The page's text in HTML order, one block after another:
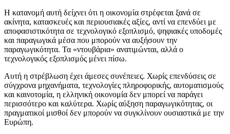
Η κατανομή αυτή δείχνει ότι η οικονομία στρέφεται ξανά σε
ακίνητα, κατασκευές και περιουσιακές αξίες, αντί να επενδύει με
αποφασιστικότητα σε τεχνολογικό εξοπλισμό, ψηφιακές υποδομές
και παραγωγικά μέσα που μπορούν να αυξήσουν την
παραγωγικότητα. Τα «ντουβάρια» ανατιμώνται, αλλά ο
τεχνολογικός εξοπλισμός μένει πίσω.
Αυτή η στρέβλωση έχει άμεσες συνέπειες. Χωρίς επενδύσεις σε
σύγχρονα μηχανήματα, τεχνολογίες πληροφορικής, αυτοματισμούς
και καινοτομία, η ελληνική οικονομία δεν μπορεί να παράγει
περισσότερο και καλύτερα. Χωρίς αύξηση παραγωγικότητας, οι
πραγματικοί μισθοί δεν μπορούν να συγκλίνουν ουσιαστικά με την
Ευρώπη.